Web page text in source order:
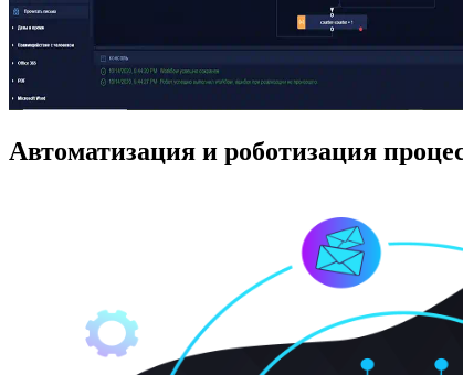
Автоматизация и роботизация